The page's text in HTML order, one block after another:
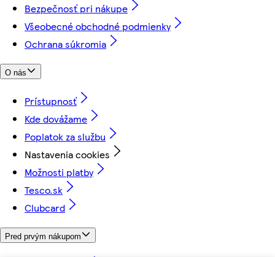
Bezpečnosť pri nákupe
Všeobecné obchodné podmienky
Ochrana súkromia
O nás
Prístupnosť
Kde dovážame
Poplatok za službu
Nastavenia cookies
Možnosti platby
Tesco.sk
Clubcard
Pred prvým nákupom